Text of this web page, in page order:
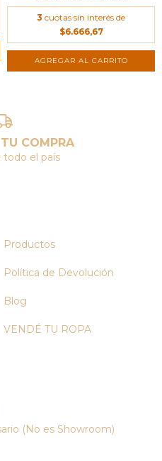
3 cuotas sin interés de
$6.666,67
COMPRA
todo el país
Productos
Política de Devolución
Blog
VENDÉ TU ROPA
(No es Showroom)